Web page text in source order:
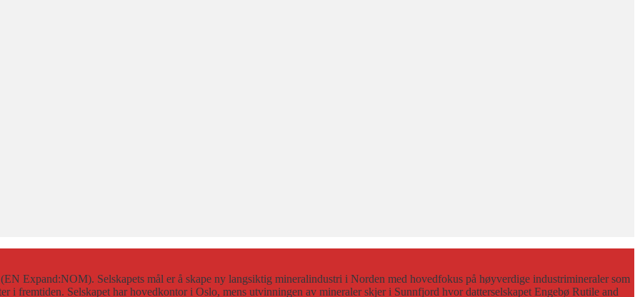
Expand:NOM). Selskapets mål er å skape ny langsiktig mineralindustri i Norden med hovedfokus på høyverdige industrimineraler som
i fremtiden. Selskapet har hovedkontor i Oslo, mens utvinningen av mineraler skjer i Sunnfjord hvor datterselskapet Engebø Rutile and